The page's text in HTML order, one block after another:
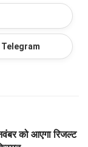
Telegram
को आएगा रिजल्ट